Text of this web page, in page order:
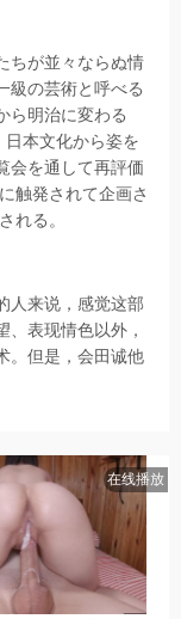
ちが並々ならぬ情
級の芸術と呼べる
ら明治に変わる
日本文化から姿を
会を通して再評価
触発されて企画さ
れる。
人来说，感觉这部
表现情色以外，
。但是，会田诚他